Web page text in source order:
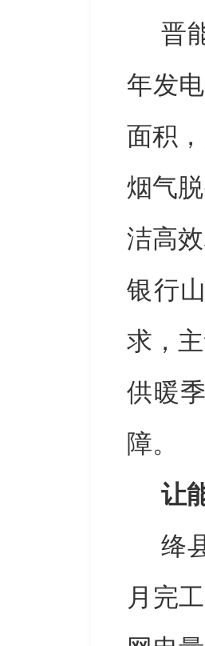
晋
年发
面积
烟气
洁高
银行
求，
供暖
障。
让
绛
月完